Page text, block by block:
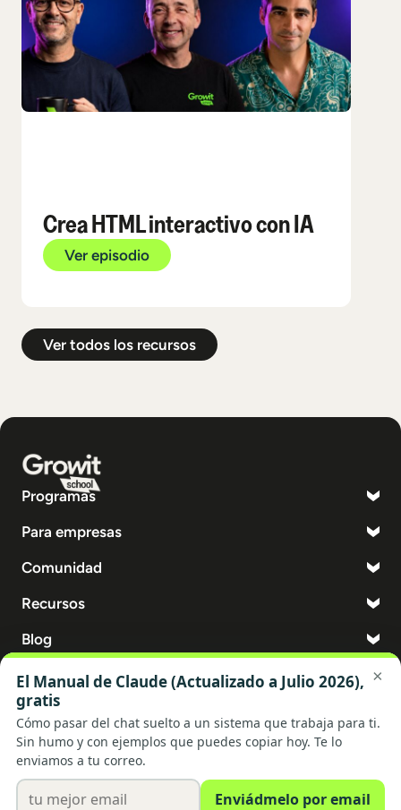
Crea HTML interactivo con IA
Ver episodio
Ver todos los recursos
Programas
Para empresas
Comunidad
Recursos
Blog
Legal Cookies Privacidad
Términos
© 2026 Growit. Todos los derechos reservados